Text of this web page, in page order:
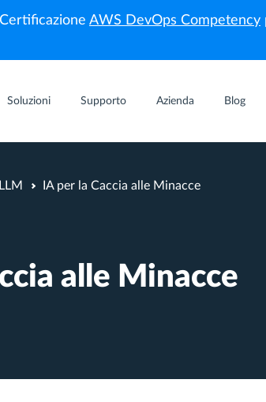
AWS DevOps Competency
Soluzioni Supporto Azienda Blog
IA per la Caccia alle Minacce
alle Minacce